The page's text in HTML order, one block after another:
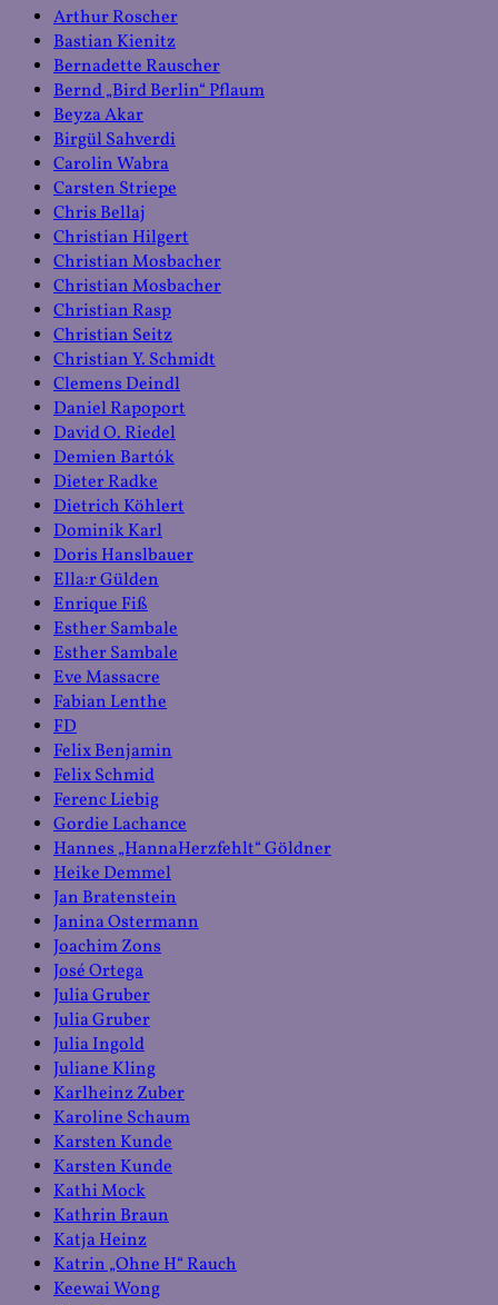
Arthur Roscher
Bastian Kienitz
Bernadette Rauscher
Bernd „Bird Berlin“ Pflaum
Beyza Akar
Birgül Sahverdi
Carolin Wabra
Carsten Striepe
Chris Bellaj
Christian Hilgert
Christian Mosbacher
Christian Mosbacher
Christian Rasp
Christian Seitz
Christian Y. Schmidt
Clemens Deindl
Daniel Rapoport
David O. Riedel
Demien Bartók
Dieter Radke
Dietrich Köhlert
Dominik Karl
Doris Hanslbauer
Ella:r Gülden
Enrique Fiß
Esther Sambale
Esther Sambale
Eve Massacre
Fabian Lenthe
FD
Felix Benjamin
Felix Schmid
Ferenc Liebig
Gordie Lachance
Hannes „HannaHerzfehlt“ Göldner
Heike Demmel
Jan Bratenstein
Janina Ostermann
Joachim Zons
José Ortega
Julia Gruber
Julia Gruber
Julia Ingold
Juliane Kling
Karlheinz Zuber
Karoline Schaum
Karsten Kunde
Karsten Kunde
Kathi Mock
Kathrin Braun
Katja Heinz
Katrin „Ohne H“ Rauch
Keewai Wong